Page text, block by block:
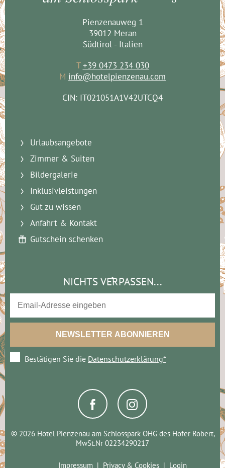
Pienzenauweg 1
39012 Meran
Südtirol - Italien
T+39 0473 234 030
M info@hotelpienzenau.com
CIN: IT021051A1V42UTCQ4
Urlaubsangebote
Zimmer & Suiten
Bildergalerie
Inklusivleistungen
Gut zu wissen
Anfahrt & Kontakt
Gutschein schenken
NICHTS VERPASSEN...
Bestätigen Sie die Datenschutzerklärung*
© 2026 Hotel Pienzenau am Schlosspark OHG des Hofer Robert,
MwSt.Nr 02234290217
Impressum Privacy & Cookies Login